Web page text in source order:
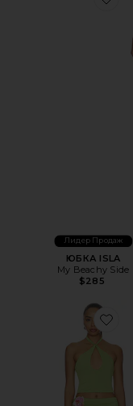
Лидер Продаж
ЮБКА ISLA
My Beachy Side
$285